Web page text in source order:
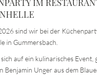
IM
sind wir bei der
in Gummersbach.
auf ein kulinarisches Event,
Benjamin Unger aus dem